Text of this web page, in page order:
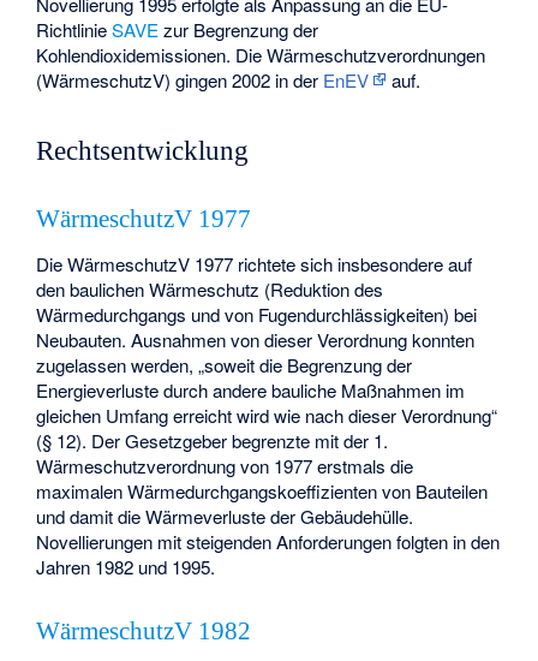
RichtlinieSAVEzur Begrenzung der
Kohlendioxidemissionen. Die Wärmeschutzverordnungen
(WärmeschutzV) gingen 2002 in der EnEV auf.
Rechtsentwicklung
WärmeschutzV 1977
Die WärmeschutzV 1977 richtete sich insbesondere auf
den baulichen Wärmeschutz (Reduktion des
Wärmedurchgangs und von Fugendurchlässigkeiten) bei
Neubauten. Ausnahmen von dieser Verordnung konnten
zugelassen werden, „soweit die Begrenzung der
Energieverluste durch andere bauliche Maßnahmen im
gleichen Umfang erreicht wird wie nach dieser Verordnung“
(§ 12). Der Gesetzgeber begrenzte mit der 1.
Wärmeschutzverordnung von 1977 erstmals die
maximalen Wärmedurchgangskoeffizienten von Bauteilen
und damit die Wärmeverluste der Gebäudehülle.
Novellierungen mit steigenden Anforderungen folgten in den
Jahren 1982 und 1995.
WärmeschutzV 1982